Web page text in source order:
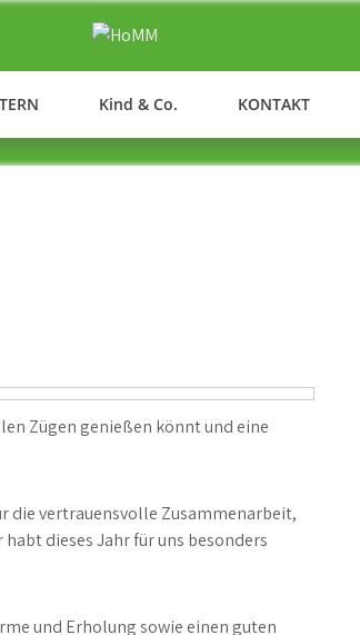
Kind & Co. KONTAKT
Zügen genießen könnt und eine
die vertrauensvolle Zusammenarbeit,
dieses Jahr für uns besonders
und Erholung sowie einen guten